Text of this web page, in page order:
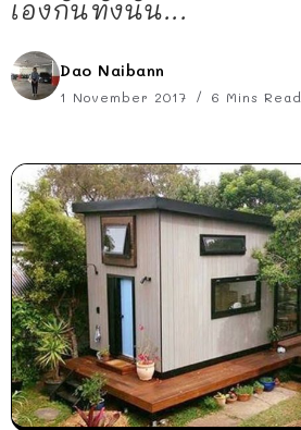
เองกันทั้งนั้น...
Dao Naibann
1 November 2017 6 Mins Read